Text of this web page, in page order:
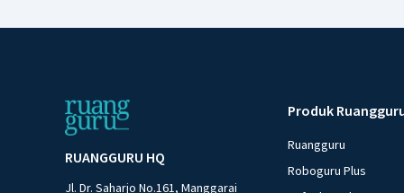
RUANGGURU HQ
Jl. Dr. Saharjo No.161, Manggarai
Produk
Ruangguru
Roboguru Plus